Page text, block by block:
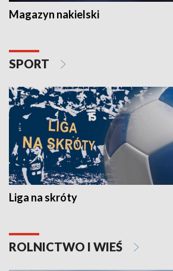
Magazyn nakielski
SPORT
Liga na skróty
ROLNICTWO I WIEŚ